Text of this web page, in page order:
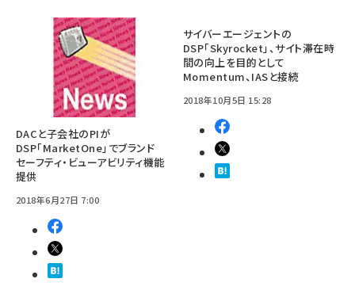
DACと子会社のPIが
DSP「MarketOne」でブランド
セーフティ・ビューアビリティ機能
提供
2018年6月27日 7:00
サイバーエージェントの
DSP「Skyrocket」、サイト滞在時
間の向上を目的として
Momentum、IASと接続
2018年10月5日 15:28